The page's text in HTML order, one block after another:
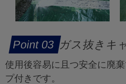
ガス抜きキ
使用後容易に且つ安全に廃
プ付きです。